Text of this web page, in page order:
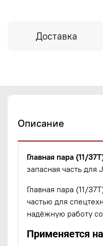
Доставка
Описание
Главная пара (11/
запасная часть для
Главная пара (11/
частью для
надёжную работу
Применяется